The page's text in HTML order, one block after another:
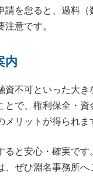
を怠ると、過料（
意です。
内
資不可といった大き
で、権利保全・資
リットが得られま
と安心・確実です
ぜひ淵名事務所へ